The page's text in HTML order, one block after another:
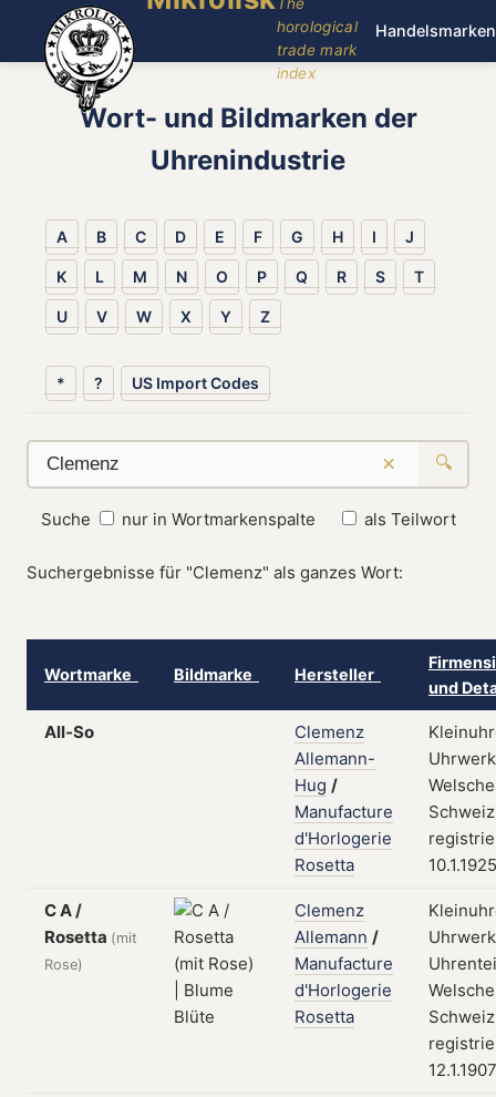
horological
trade mark
index
Handelsmarken
Wort- und Bildmarken der
Uhrenindustrie
A B C D E F G H I J
K L M N O P Q R S T
U V W X Y Z
* ? US Import Codes
× 🔍
Suche nur in Wortmarkenspalte als Teilwort
Suchergebnisse für "Clemenz" als ganzes Wort:
Wortmarke Bildmarke Hersteller
und
All-So
Clemenz
Allemann-
Hug /
Manufacture
d'Horlogerie
Rosetta
10.1.1925
C A /
Rosetta (mit
Rose)
Clemenz
Allemann /
Manufacture
d'Horlogerie
Rosetta
12.1.1907